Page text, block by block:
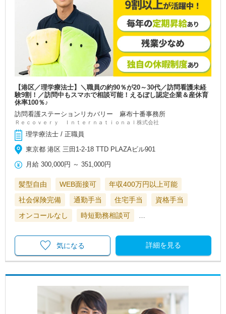
【港区／理学療法士】＼職員の約90％が20～30代／訪問看護未経
験9割！／訪問中もスマホで相談可能！えるぼし認定企業＆産休育
休率100％♪
訪問看護ステーションリカバリー 麻布十番事務所
Ｒｅｃｏｖｅｒｙ Ｉｎｔｅｒｎａｔｉｏｎａｌ株式会社
理学療法士 / 正職員
東京都 港区 三田1-2-18 TTD PLAZAビル901
月給 300,000円 ～351,000円
髪型自由 WEB面接可
年収400万円以上可能
社会保険完備
通勤手当 住宅手当
資格手当
オンコールなし
時短勤務相談可
詳細を見る
気になる